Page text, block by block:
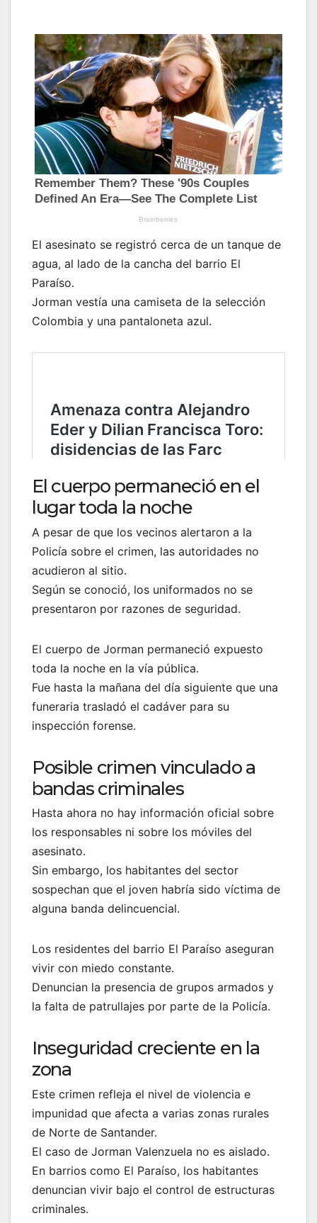
El asesinato se registró cerca de un tanque de
agua, al lado de la cancha del barrio El
Paraíso.
Jorman vestía una camiseta de la selección
Colombia y una pantaloneta azul.
El cuerpo permaneció en el
lugar toda la noche
A pesar de que los vecinos alertaron a la
Policía sobre el crimen, las autoridades no
acudieron al sitio.
Según se conoció, los uniformados no se
presentaron por razones de seguridad.
El cuerpo de Jorman permaneció expuesto
toda la noche en la vía pública.
Fue hasta la mañana del día siguiente que una
funeraria trasladó el cadáver para su
inspección forense.
Posible crimen vinculado a
bandas criminales
Hasta ahora no hay información oficial sobre
los responsables ni sobre los móviles del
asesinato.
Sin embargo, los habitantes del sector
sospechan que el joven habría sido víctima de
alguna banda delincuencial.
Los residentes del barrio El Paraíso aseguran
vivir con miedo constante.
Denuncian la presencia de grupos armados y
la falta de patrullajes por parte de la Policía.
Inseguridad creciente en la
zona
Este crimen refleja el nivel de violencia e
impunidad que afecta a varias zonas rurales
de Norte de Santander.
El caso de Jorman Valenzuela no es aislado.
En barrios como El Paraíso, los habitantes
denuncian vivir bajo el control de estructuras
criminales.